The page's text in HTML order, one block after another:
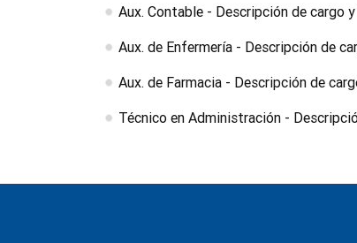
Aux. Contable - Descripción de cargo
Aux. de Enfermería - Descripción de
Aux. de Farmacia - Descripción de
Técnico en Administración -